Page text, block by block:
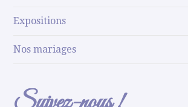
Expositions
Nos mariages